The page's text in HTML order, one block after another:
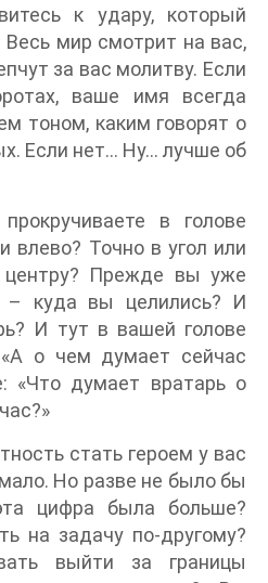
к удару, который
мир смотрит на вас,
за вас молитву. Если
ваше имя всегда
тоном, каким говорят о
Если нет… Ну… лучше об
в голове
влево? Точно в угол или
центру? Прежде вы уже
– куда вы целились? И
И тут в вашей голове
«А о чем думает сейчас
«Что думает вратарь о
стать героем у вас
Но разве не было бы
цифра была больше?
на задачу по-другому?
выйти за границы